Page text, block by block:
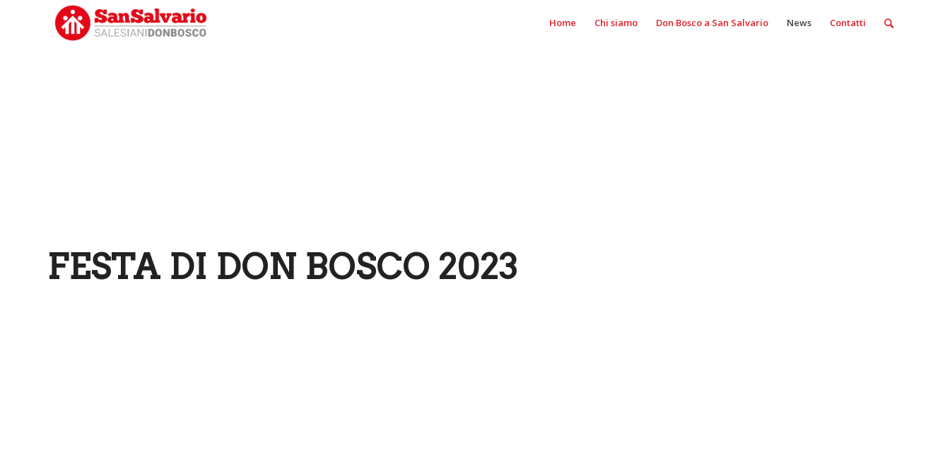
Home Chi siamo Don Bosco a San Salvario News Contatti
FESTA DI DON BOSCO 2023